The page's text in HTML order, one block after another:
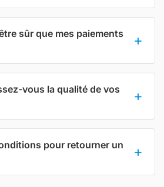
sûr que mes paiements
vous la qualité de vos
pour retourner un